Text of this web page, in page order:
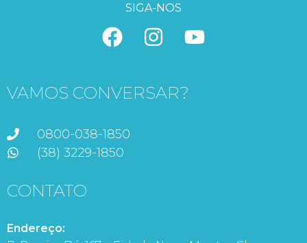
SIGA-NOS
VAMOS CONVERSAR?
0800-038-1850
(38) 3229-1850
CONTATO
Endereço: